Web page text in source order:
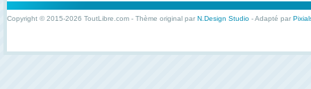
Copyright © 2015-2026 ToutLibre.com - Thème original par N.Design Studio - Adapté par